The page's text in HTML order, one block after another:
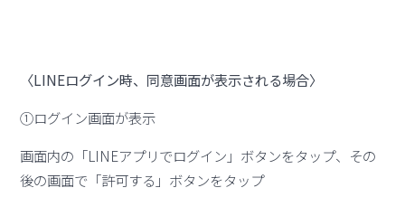
〈LINEログイン時、同意画面が表示される場合〉
①ログイン画面が表示
画面内の「LINEアプリでログイン」ボタンをタップ、その
後の画面で「許可する」ボタンをタップ